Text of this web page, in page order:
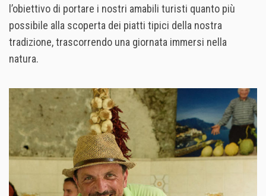
l’obiettivo di portare i nostri amabili turisti quanto più
possibile alla scoperta dei piatti tipici della nostra
tradizione, trascorrendo una giornata immersi nella
natura.